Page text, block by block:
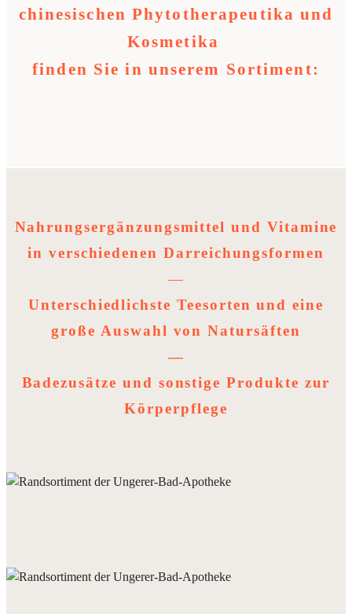
chinesischen Phytotherapeutika und
Kosmetika
finden Sie in unserem Sortiment:
Nahrungsergänzungsmittel und Vitamine
in verschiedenen Darreichungsformen
—
Unterschiedlichste Teesorten und eine
große Auswahl von Natursäften
—
Badezusätze und sonstige Produkte zur
Körperpflege